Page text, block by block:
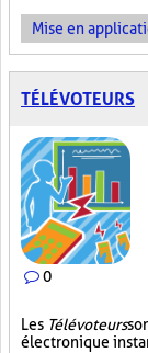
Mise en
TÉLÉVOTEURS
0
Les Télévoteurs
électronique